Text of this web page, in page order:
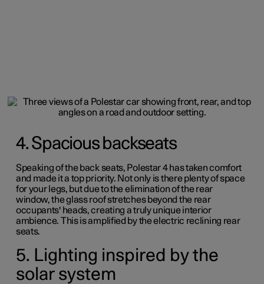
4. Spacious backseats
Speaking of the back seats, Polestar 4 has taken comfort
and made it a top priority. Not only is there plenty of space
for your legs, but due to the elimination of the rear
window, the glass roof stretches beyond the rear
occupants' heads, creating a truly unique interior
ambience. This is amplified by the electric reclining rear
seats.
5. Lighting inspired by the
solar system